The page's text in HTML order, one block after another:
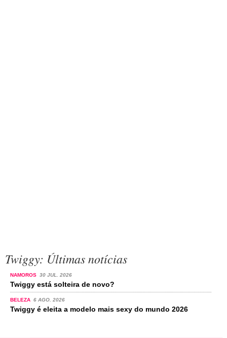
Twiggy: Últimas notícias
NAMOROS 30 JUL. 2026
Twiggy está solteira de novo?
BELEZA 6 AGO. 2026
Twiggy é eleita a modelo mais sexy do mundo 2026